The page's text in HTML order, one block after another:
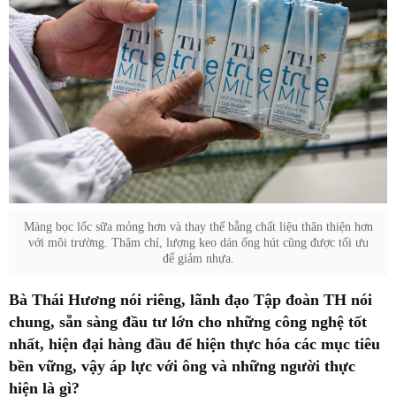
Màng bọc lốc sữa mỏng hơn và thay thế bằng chất liệu thân thiện hơn
với môi trường. Thậm chí, lượng keo dán ống hút cũng được tối ưu
để giảm nhựa.
Bà Thái Hương nói riêng, lãnh đạo Tập đoàn TH nói
chung, sẵn sàng đầu tư lớn cho những công nghệ tốt
nhất, hiện đại hàng đầu để hiện thực hóa các mục tiêu
bền vững, vậy áp lực với ông và những người thực
hiện là gì?